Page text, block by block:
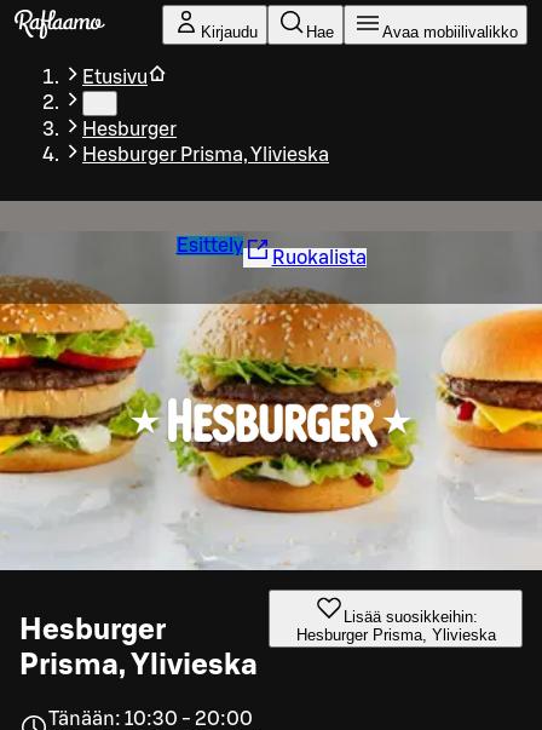
Siirry pääsisältöön
Kirjaudu Hae Avaa mobiilivalikko
Etusivu
Hesburger
Hesburger Prisma, Ylivieska
Esittely
Ruokalista
Hesburger
Prisma, Ylivieska
Lisää suosikkeihin:
Hesburger Prisma, Ylivieska
Tänään: 10:30 - 20:00